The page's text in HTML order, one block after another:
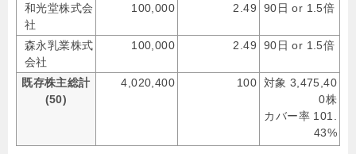
和光堂株式会
社
100,000 2.49 90日 or 1.5倍
森永乳業株式
会社
100,000 2.49 90日 or 1.5倍
既存株主総計
(50)
4,020,400 100 対象 3,475,40
0株
カバー率 101.
43%